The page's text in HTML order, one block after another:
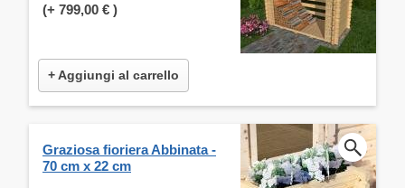
(+ 799,00 € )
+ Aggiungi al carrello
Graziosa fioriera Abbinata -
70 cm x 22 cm